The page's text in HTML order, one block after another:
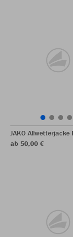
JAKO Allwetterjacke
ab 50,00 €